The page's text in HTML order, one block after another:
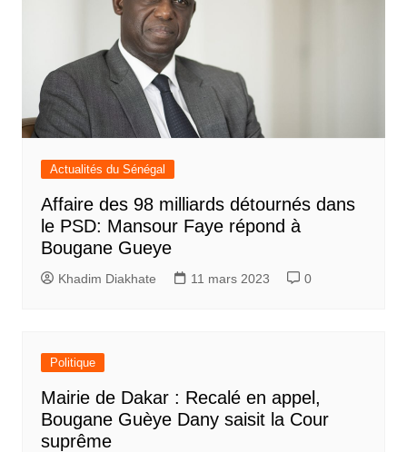
Actualités du Sénégal
Affaire des 98 milliards détournés dans
le PSD: Mansour Faye répond à
Bougane Gueye
Khadim Diakhate 11 mars 2023 0
Politique
Mairie de Dakar : Recalé en appel,
Bougane Guèye Dany saisit la Cour
suprême